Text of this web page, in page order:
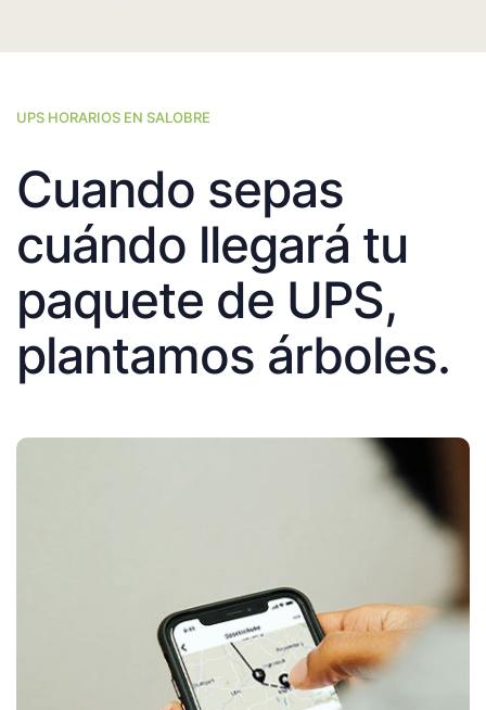
UPS HORARIOS EN SALOBRE
Cuando sepas
cuándo llegará tu
paquete de UPS,
plantamos árboles.